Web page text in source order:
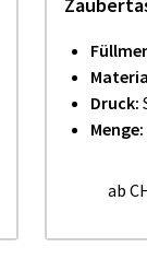
Druck:
Menge:
ab